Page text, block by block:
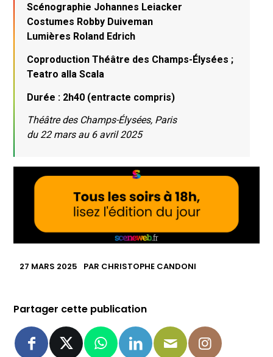
Scénographie Johannes Leiacker
Costumes Robby Duiveman
Lumières Roland Edrich
Coproduction Théâtre des Champs-Élysées ;
Teatro alla Scala
Durée : 2h40 (entracte compris)
Théâtre des Champs-Élysées, Paris
du 22 mars au 6 avril 2025
27 MARS 2025 PAR CHRISTOPHE CANDONI
Partager cette publication